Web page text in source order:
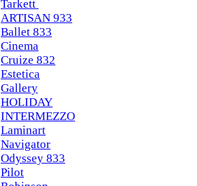
Tarkett
ARTISAN 933
Ballet 833
Cinema
Cruize 832
Estetica
Gallery
HOLIDAY
INTERMEZZO
Laminart
Navigator
Odyssey 833
Pilot